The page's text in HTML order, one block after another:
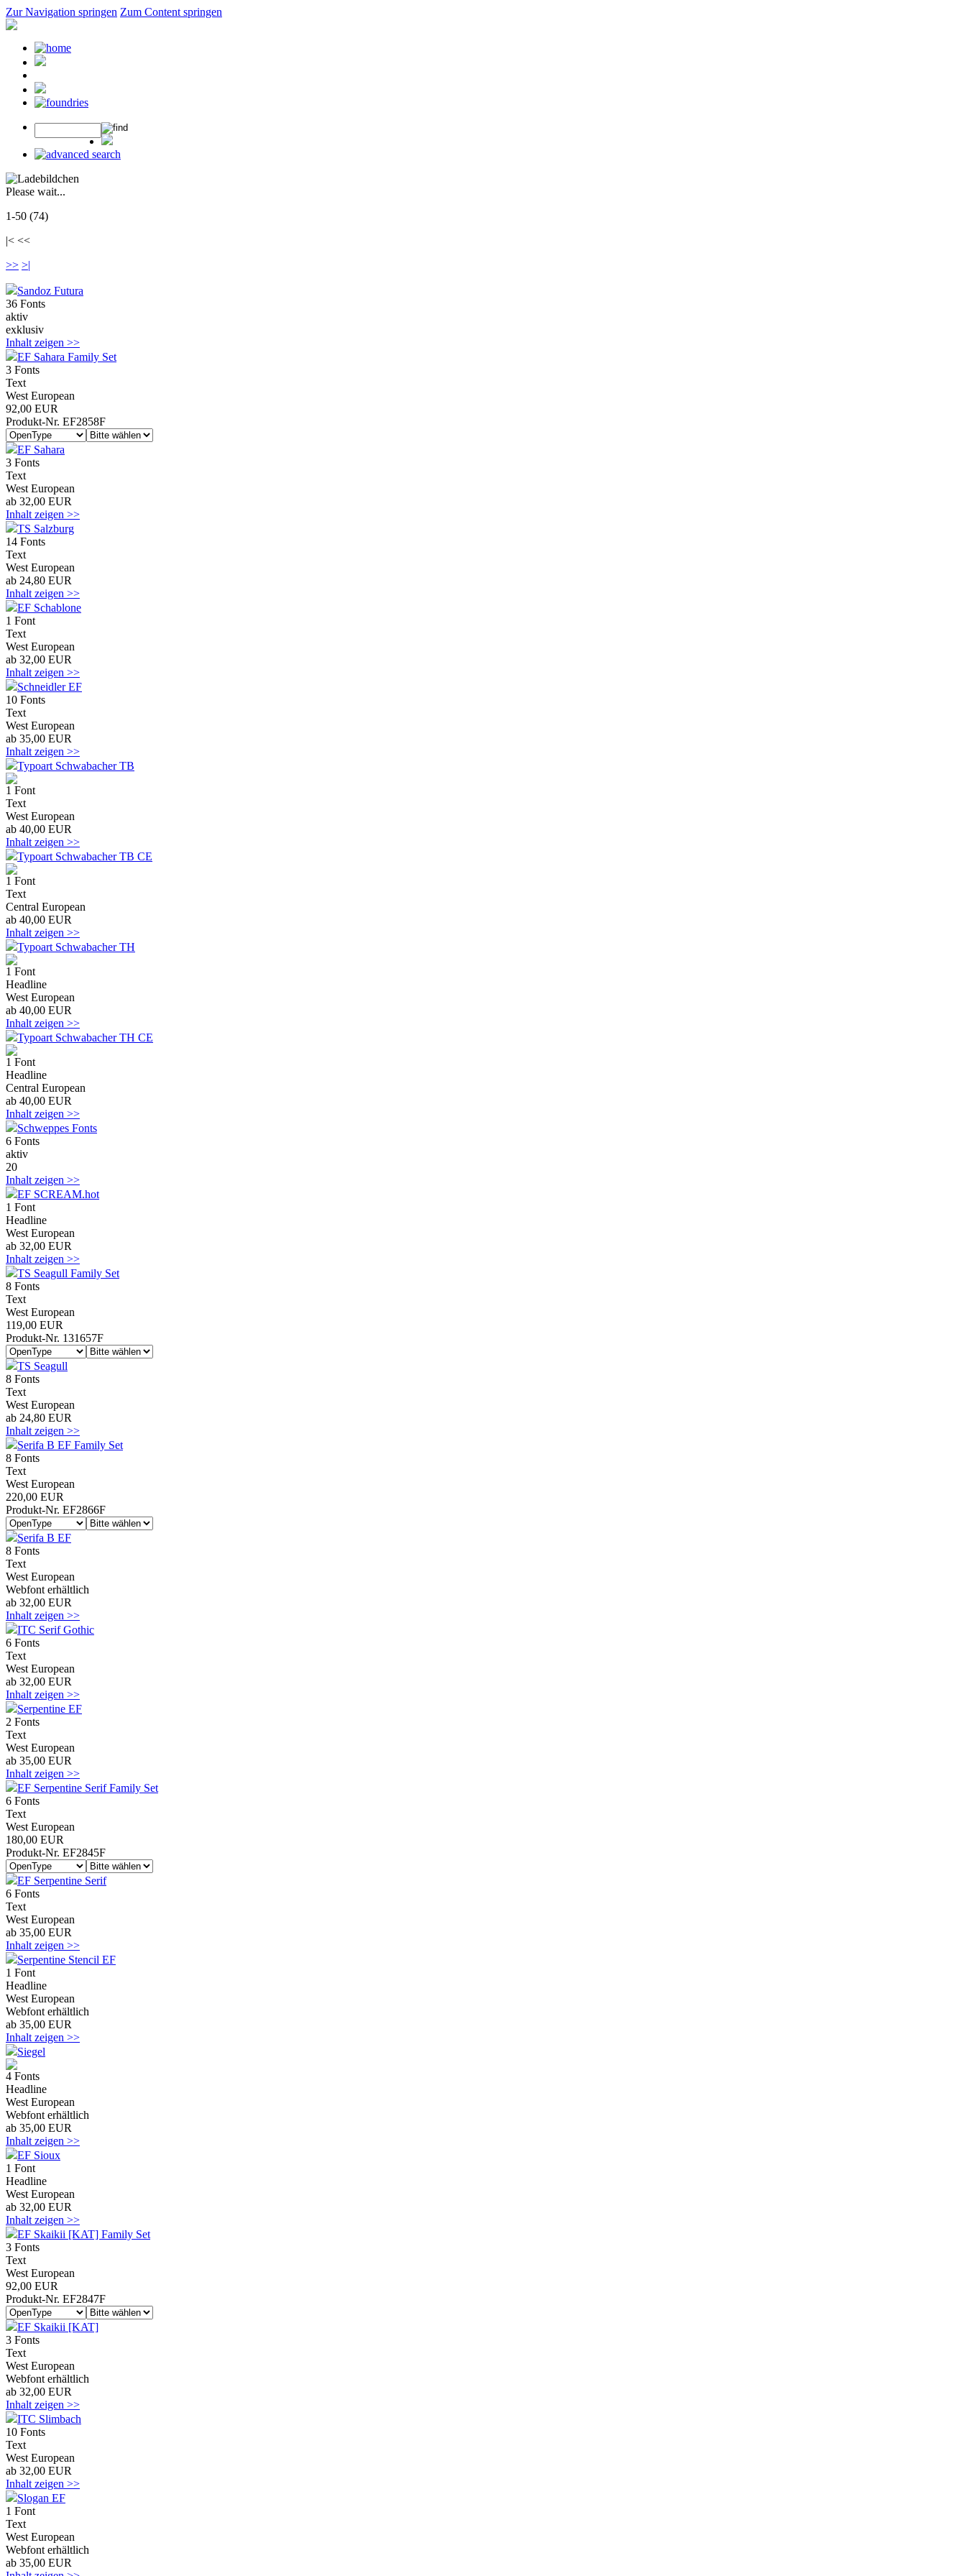
Zur Navigation springen Zum Content springen
Please wait...
1-50 (74)
|< <<
>> >|
Sandoz Futura
36 Fonts
aktiv
exklusiv
Inhalt zeigen >>
EF Sahara Family Set
3 Fonts
Text
West European
92,00 EUR
Produkt-Nr. EF2858F
EF Sahara
3 Fonts
Text
West European
ab 32,00 EUR
Inhalt zeigen >>
TS Salzburg
14 Fonts
Text
West European
ab 24,80 EUR
Inhalt zeigen >>
EF Schablone
1 Font
Text
West European
ab 32,00 EUR
Inhalt zeigen >>
Schneidler EF
10 Fonts
Text
West European
ab 35,00 EUR
Inhalt zeigen >>
Typoart Schwabacher TB
1 Font
Text
West European
ab 40,00 EUR
Inhalt zeigen >>
Typoart Schwabacher TB CE
1 Font
Text
Central European
ab 40,00 EUR
Inhalt zeigen >>
Typoart Schwabacher TH
1 Font
Headline
West European
ab 40,00 EUR
Inhalt zeigen >>
Typoart Schwabacher TH CE
1 Font
Headline
Central European
ab 40,00 EUR
Inhalt zeigen >>
Schweppes Fonts
6 Fonts
aktiv
20
Inhalt zeigen >>
EF SCREAM.hot
1 Font
Headline
West European
ab 32,00 EUR
Inhalt zeigen >>
TS Seagull Family Set
8 Fonts
Text
West European
119,00 EUR
Produkt-Nr. 131657F
TS Seagull
8 Fonts
Text
West European
ab 24,80 EUR
Inhalt zeigen >>
Serifa B EF Family Set
8 Fonts
Text
West European
220,00 EUR
Produkt-Nr. EF2866F
Serifa B EF
8 Fonts
Text
West European
Webfont erhältlich
ab 32,00 EUR
Inhalt zeigen >>
ITC Serif Gothic
6 Fonts
Text
West European
ab 32,00 EUR
Inhalt zeigen >>
Serpentine EF
2 Fonts
Text
West European
ab 35,00 EUR
Inhalt zeigen >>
EF Serpentine Serif Family Set
6 Fonts
Text
West European
180,00 EUR
Produkt-Nr. EF2845F
EF Serpentine Serif
6 Fonts
Text
West European
ab 35,00 EUR
Inhalt zeigen >>
Serpentine Stencil EF
1 Font
Headline
West European
Webfont erhältlich
ab 35,00 EUR
Inhalt zeigen >>
Siegel
4 Fonts
Headline
West European
Webfont erhältlich
ab 35,00 EUR
Inhalt zeigen >>
EF Sioux
1 Font
Headline
West European
ab 32,00 EUR
Inhalt zeigen >>
EF Skaikii [KAT] Family Set
3 Fonts
Text
West European
92,00 EUR
Produkt-Nr. EF2847F
EF Skaikii [KAT]
3 Fonts
Text
West European
Webfont erhältlich
ab 32,00 EUR
Inhalt zeigen >>
ITC Slimbach
10 Fonts
Text
West European
ab 32,00 EUR
Inhalt zeigen >>
Slogan EF
1 Font
Text
West European
Webfont erhältlich
ab 35,00 EUR